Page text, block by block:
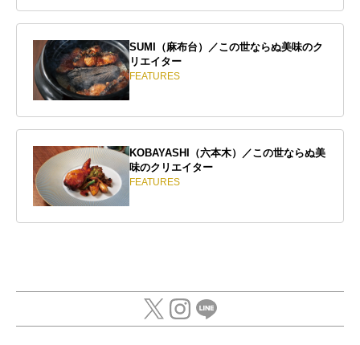
SUMI（麻布台）／この世ならぬ美味のク
リエイター
FEATURES
KOBAYASHI（六本木）／この世ならぬ美
味のクリエイター
FEATURES